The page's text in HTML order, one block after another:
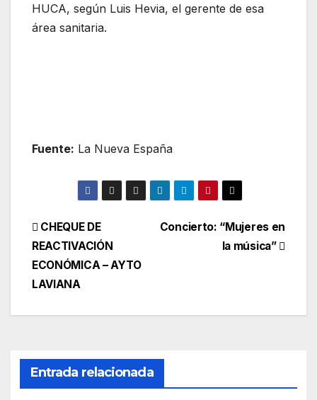
HUCA, según Luis Hevia, el gerente de esa
área sanitaria.
Fuente: La Nueva España
Navegación
de
entradas
Concierto: “Mujeres en
la música”
CHEQUE DE
REACTIVACIÓN
ECONÓMICA – AYTO
LAVIANA
Entrada relacionada